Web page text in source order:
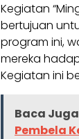
Kegiatan
bertujuan
program ini,
mereka
Kegiatan ini
Baca
Pembela